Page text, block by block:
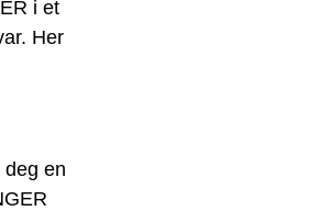
i et
Her
en